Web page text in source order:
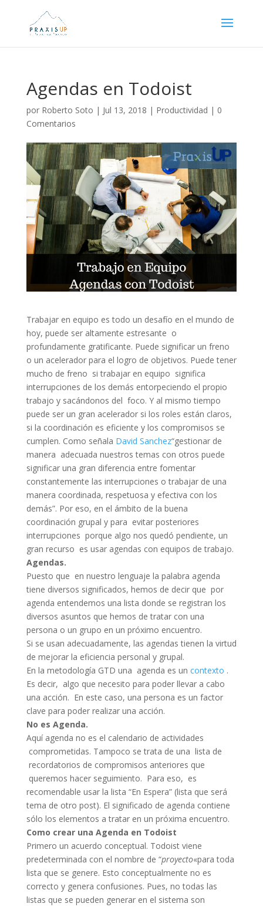
Agendas en Todoist
por Roberto Soto | Jul 13, 2018 | Productividad | 0
Comentarios
Trabajar en equipo es todo un desafío en el mundo de
hoy, puede ser altamente estresante o
profundamente gratificante. Puede significar un freno
o un acelerador para el logro de objetivos. Puede tener
mucho de freno si trabajar en equipo significa
interrupciones de los demás entorpeciendo el propio
trabajo y sacándonos del foco. Y al mismo tiempo
puede ser un gran acelerador si los roles están claros,
si la coordinación es eficiente y los compromisos se
cumplen. Como señala David Sanchez“gestionar de
manera adecuada nuestros temas con otros puede
significar una gran diferencia entre fomentar
constantemente las interrupciones o trabajar de una
manera coordinada, respetuosa y efectiva con los
demás”. Por eso, en el ámbito de la buena
coordinación grupal y para evitar posteriores
interrupciones porque algo nos quedó pendiente, un
gran recurso es usar agendas con equipos de trabajo.
Agendas.
Puesto que en nuestro lenguaje la palabra agenda
tiene diversos significados, hemos de decir que por
agenda entendemos una lista donde se registran los
diversos asuntos que hemos de tratar con una
persona o un grupo en un próximo encuentro.
Si se usan adecuadamente, las agendas tienen la virtud
de mejorar la eficiencia personal y grupal.
En la metodología GTD una agenda es un contexto .
Es decir, algo que necesito para poder llevar a cabo
una acción. En este caso, una persona es un factor
clave para poder realizar una acción.
No es Agenda.
Aquí agenda no es el calendario de actividades
comprometidas. Tampoco se trata de una lista de
recordatorios de compromisos anteriores que
queremos hacer seguimiento. Para eso, es
recomendable usar la lista “En Espera” (lista que será
tema de otro post). El significado de agenda contiene
sólo los elementos a tratar en un próxima encuentro.
Como crear una Agenda en Todoist
Primero un acuerdo conceptual. Todoist viene
predeterminada con el nombre de “proyecto«para toda
lista que se genere. Esto conceptualmente no es
correcto y genera confusiones. Pues, no todas las
listas que se pueden generar en el sistema son